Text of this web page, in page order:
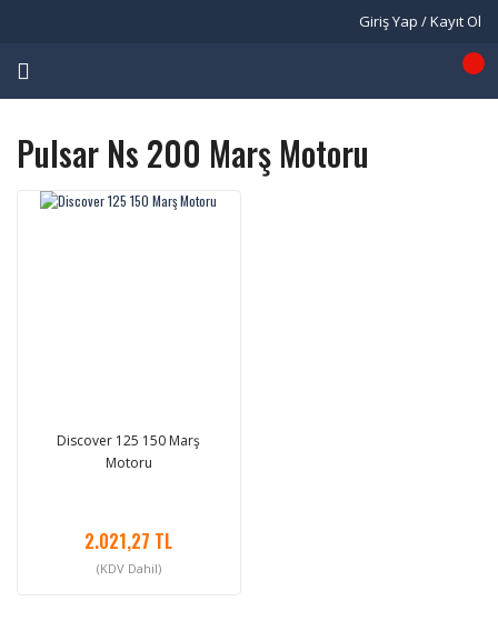
Giriş Yap / Kayıt Ol
Pulsar Ns 200 Marş Motoru
Discover 125 150 Marş
Motoru
2.021,27 TL
(KDV Dahil)